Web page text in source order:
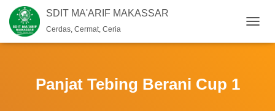
SDIT MA'ARIF MAKASSAR
Cerdas, Cermat, Ceria
Panjat Tebing Berani Cup 1